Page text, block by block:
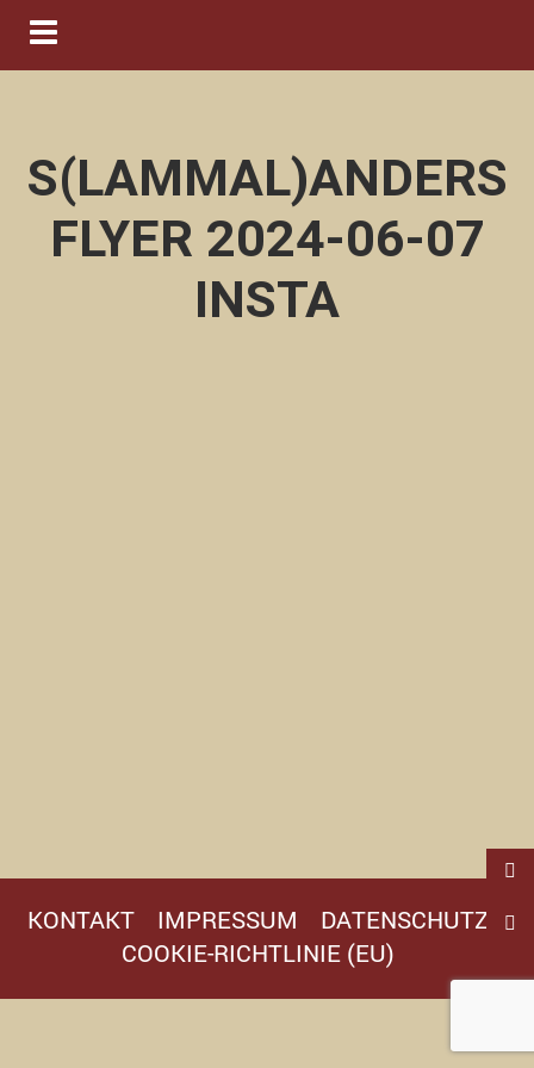
Navigation ein-/ausblenden
S(LAMMAL)ANDERS
FLYER 2024-06-07
INSTA
KONTAKT IMPRESSUM
DATENSCHUTZ
COOKIE-RICHTLINIE (EU)